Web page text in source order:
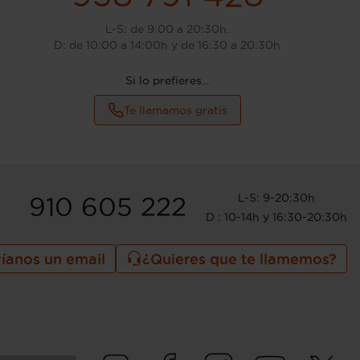
L-S: de 9:00 a 20:30h.
D: de 10:00 a 14:00h y de 16:30 a 20:30h
Si lo prefieres...
Te llamamos gratis
910 605 222
L-S: 9-20:30h
D : 10-14h y 16:30-20:30h
un email ¿Quieres que te llamemos?